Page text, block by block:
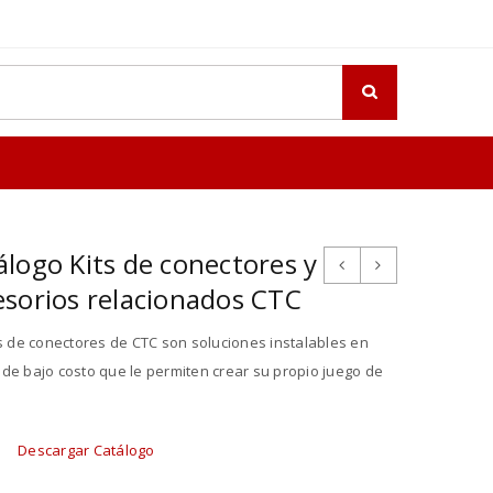
Kits de conectores y
relacionados CTC
de conectores de CTC son soluciones instalables en
bajo costo que le permiten crear su propio juego de
Descargar Catálogo